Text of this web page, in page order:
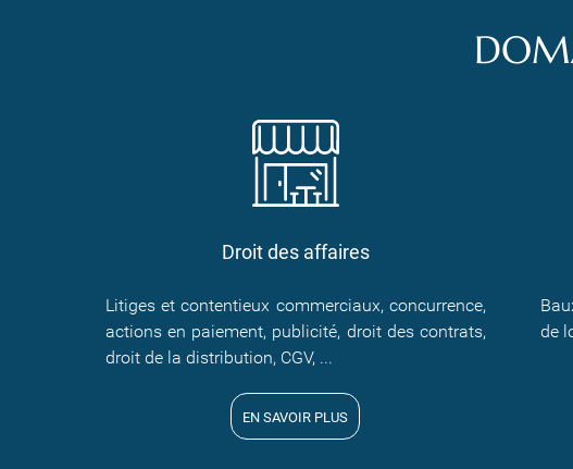
Droit des affaires
Litiges et contentieux commerciaux, concurrence,
actions en paiement, publicité, droit des contrats,
droit de la distribution, CGV, ...
EN SAVOIR PLUS
de